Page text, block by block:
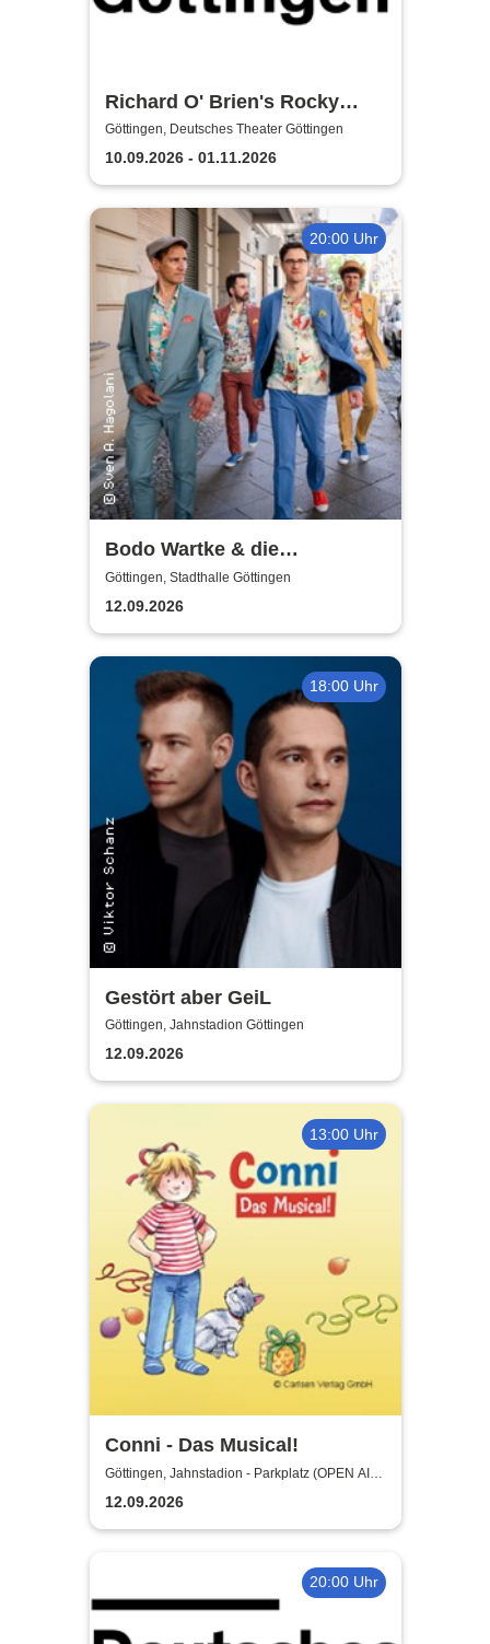
Richard O' Brien's Rocky
Horror Show - Deutsches
Theater Göttingen
Göttingen, Deutsches Theater Göttingen
10.09.2026 - 01.11.2026
20:00 Uhr
Bodo Wartke & die
SchönenGutenA-Band - In
guter Begleitung
Göttingen, Stadthalle Göttingen
12.09.2026
18:00 Uhr
Gestört aber GeiL
Göttingen, Jahnstadion Göttingen
12.09.2026
13:00 Uhr
Conni - Das Musical!
Göttingen, Jahnstadion - Parkplatz (OPEN AIR)
Göttingen
12.09.2026
20:00 Uhr